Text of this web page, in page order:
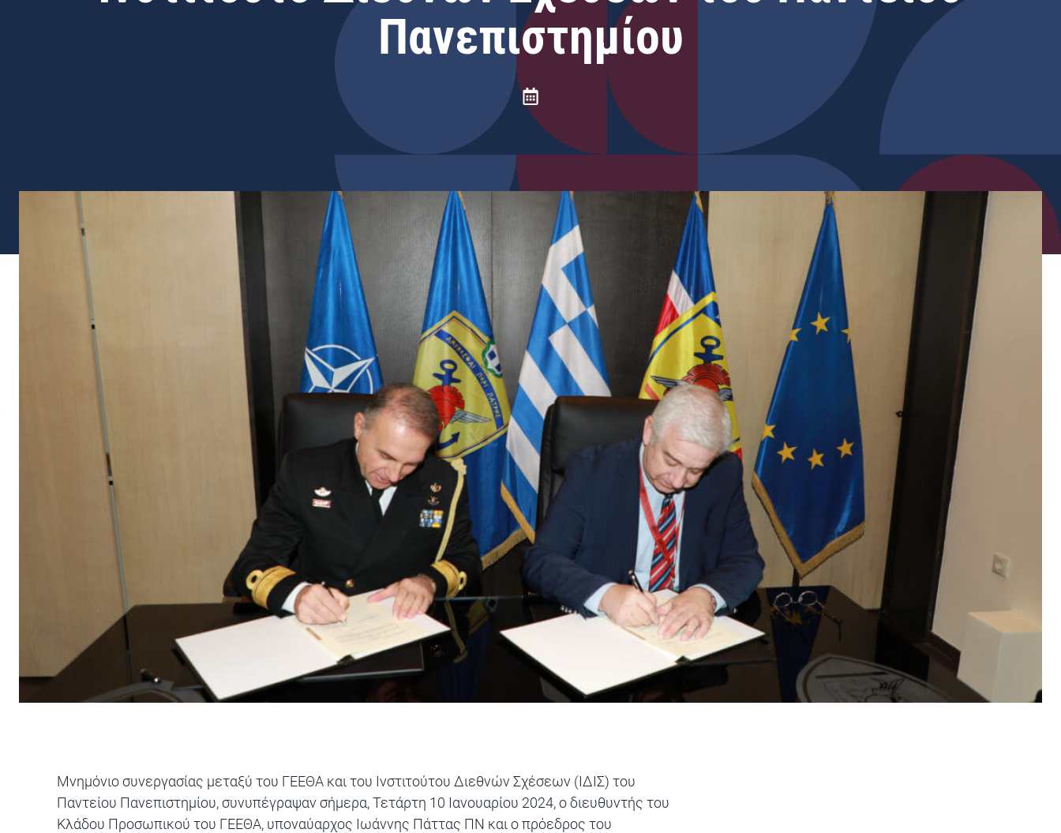
Πανεπιστημίου
Μνημόνιο συνεργασίας μεταξύ του ΓΕΕΘΑ και του Ινστιτούτου Διεθνών Σχέσεων (ΙΔΙΣ) του
Παντείου Πανεπιστημίου, συνυπέγραψαν σήμερα, Τετάρτη 10 Ιανουαρίου 2024, ο διευθυντής του
Κλάδου Προσωπικού του ΓΕΕΘΑ, υποναύαρχος Ιωάννης Πάττας ΠΝ και ο πρόεδρος του